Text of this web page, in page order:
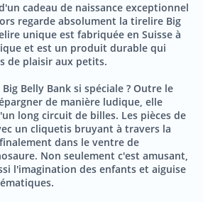
cadeau de naissance exceptionnel
regarde absolument la tirelire Big
unique est fabriquée en Suisse à
et est un produit durable qui
de plaisir aux petits.
Belly Bank si spéciale ? Outre le
de manière ludique, elle
long circuit de billes. Les pièces de
un cliquetis bruyant à travers la
dans le ventre de
Non seulement c'est amusant,
l'imagination des enfants et aiguise